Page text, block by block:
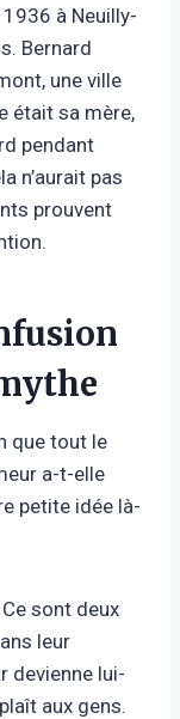
à Neuilly-
Bernard
une ville
était sa mère,
pendant
n’aurait pas
prouvent
que tout le
a-t-elle
petite idée là-
sont deux
leur
devienne lui-
aux gens.